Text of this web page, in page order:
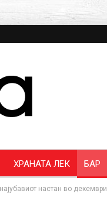
ХРАНАТА ЛЕК БАР
настан во декември